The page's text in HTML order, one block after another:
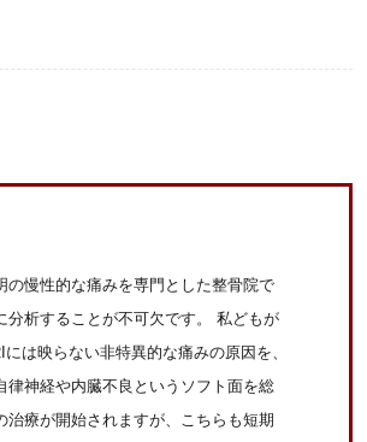
慢性的な痛みを専門とした整骨院で
析することが不可欠です。 私どもが
は映らない非特異的な痛みの原因を、
神経や内臓不良というソフト面を総
療が開始されますが、こちらも短期